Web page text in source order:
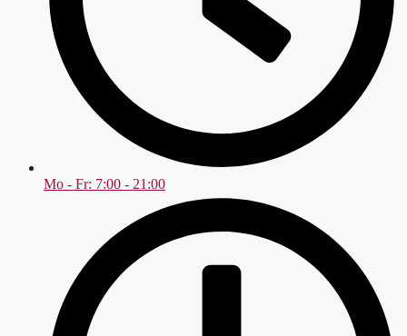
Mo - Fr: 7:00 - 21:00